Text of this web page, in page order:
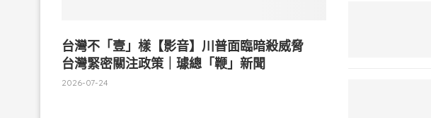
台灣不「壹」樣【影音】川普面臨暗殺威脅
台灣緊密關注政策｜璩總「鞭」新聞
2026-07-24